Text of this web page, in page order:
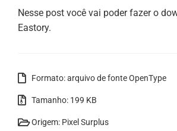
Nesse post você vai poder fazer o
Eastory.
Formato: arquivo de fonte OpenType
Tamanho: 199 KB
Origem: Pixel Surplus